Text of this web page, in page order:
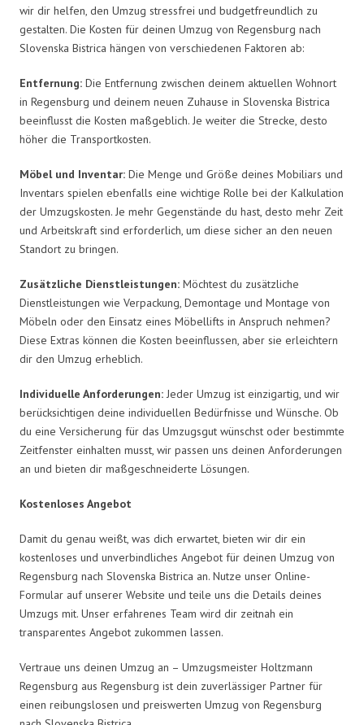
wir dir helfen, den Umzug stressfrei und budgetfreundlich zu
gestalten. Die Kosten für deinen Umzug von Regensburg nach
Slovenska Bistrica hängen von verschiedenen Faktoren ab:
Entfernung: Die Entfernung zwischen deinem aktuellen Wohnort
in Regensburg und deinem neuen Zuhause in Slovenska Bistrica
beeinflusst die Kosten maßgeblich. Je weiter die Strecke, desto
höher die Transportkosten.
Möbel und Inventar: Die Menge und Größe deines Mobiliars und
Inventars spielen ebenfalls eine wichtige Rolle bei der Kalkulation
der Umzugskosten. Je mehr Gegenstände du hast, desto mehr Zeit
und Arbeitskraft sind erforderlich, um diese sicher an den neuen
Standort zu bringen.
Zusätzliche Dienstleistungen: Möchtest du zusätzliche
Dienstleistungen wie Verpackung, Demontage und Montage von
Möbeln oder den Einsatz eines Möbellifts in Anspruch nehmen?
Diese Extras können die Kosten beeinflussen, aber sie erleichtern
dir den Umzug erheblich.
Individuelle Anforderungen: Jeder Umzug ist einzigartig, und wir
berücksichtigen deine individuellen Bedürfnisse und Wünsche. Ob
du eine Versicherung für das Umzugsgut wünschst oder bestimmte
Zeitfenster einhalten musst, wir passen uns deinen Anforderungen
an und bieten dir maßgeschneiderte Lösungen.
Kostenloses Angebot
Damit du genau weißt, was dich erwartet, bieten wir dir ein
kostenloses und unverbindliches Angebot für deinen Umzug von
Regensburg nach Slovenska Bistrica an. Nutze unser Online-
Formular auf unserer Website und teile uns die Details deines
Umzugs mit. Unser erfahrenes Team wird dir zeitnah ein
transparentes Angebot zukommen lassen.
Vertraue uns deinen Umzug an – Umzugsmeister Holtzmann
Regensburg aus Regensburg ist dein zuverlässiger Partner für
einen reibungslosen und preiswerten Umzug von Regensburg